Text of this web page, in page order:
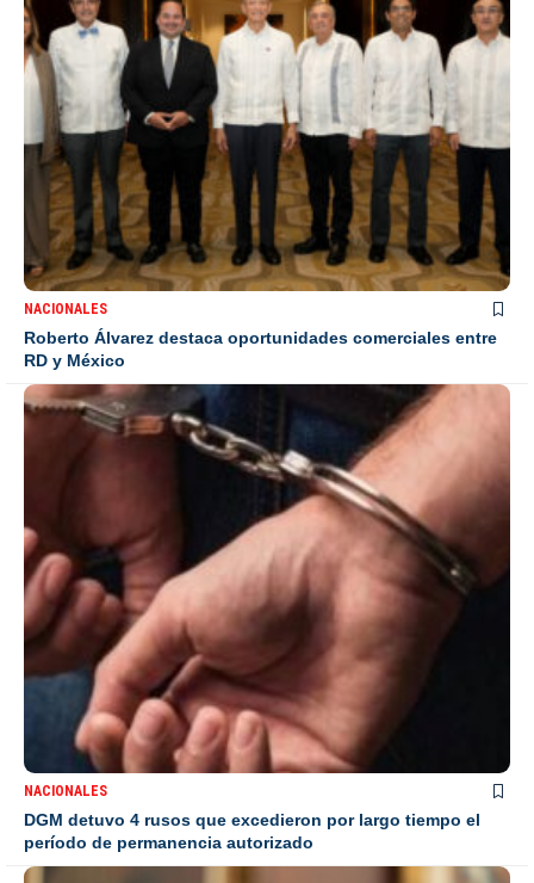
NACIONALES
Roberto Álvarez destaca oportunidades comerciales entre
RD y México
NACIONALES
DGM detuvo 4 rusos que excedieron por largo tiempo el
período de permanencia autorizado